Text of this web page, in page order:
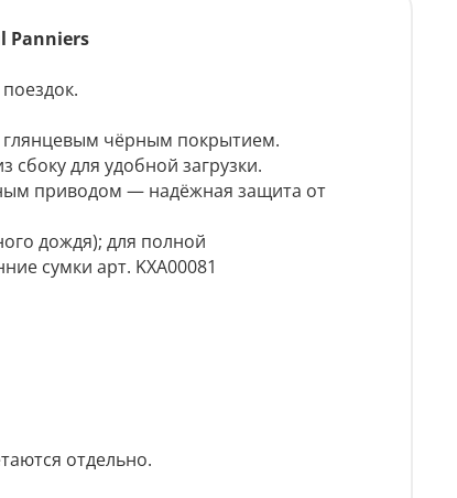
Panniers
глянцевым чёрным покрытием.
для удобной загрузки.
приводом — надёжная защита от
дождя); для полной
сумки арт. KXA00081
отдельно.